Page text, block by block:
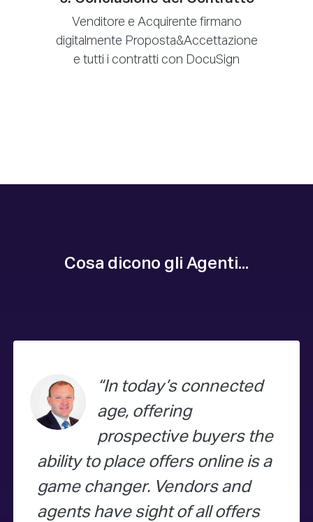
Venditore e Acquirente firmano
digitalmente Proposta&Accettazione
e tutti i contratti con DocuSign
Cosa dicono gli Agenti...
In today’s connected
age, offering
prospective buyers the
ability to place offers online is a
game changer. Vendors and
agents have sight of all offers